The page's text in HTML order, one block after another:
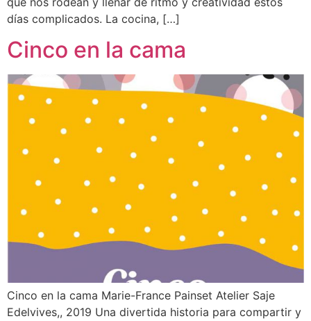
días complicados. La cocina, […]
Cinco en la cama
Cinco en la cama Marie-France Painset Atelier Saje
Edelvives,, 2019 Una divertida historia para compartir y